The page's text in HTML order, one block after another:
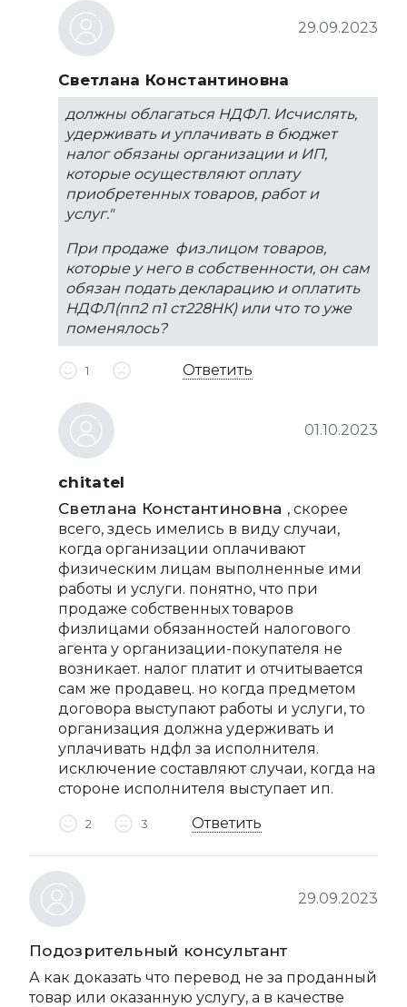
Светлана Константиновна
29.09.2023
должны облагаться НДФЛ. Исчислять,
удерживать и уплачивать в бюджет
налог обязаны организации и ИП,
которые осуществляют оплату
приобретенных товаров, работ и
услуг."
При продаже физ.лицом товаров,
которые у него в собственности, он сам
обязан подать декларацию и оплатить
НДФЛ(пп2 п1 ст228НК) или что то уже
поменялось?
1 Ответить
chitatel
01.10.2023
Светлана Константиновна , скорее
всего, здесь имелись в виду случаи,
когда организации оплачивают
физическим лицам выполненные ими
работы и услуги. понятно, что при
продаже собственных товаров
физлицами обязанностей налогового
агента у организации-покупателя не
возникает. налог платит и отчитывается
сам же продавец. но когда предметом
договора выступают работы и услуги, то
организация должна удерживать и
уплачивать ндфл за исполнителя.
исключение составляют случаи, когда на
стороне исполнителя выступает ип.
2 3 Ответить
Подозрительный консультант
29.09.2023
А как доказать что перевод не за проданный
товар или оказанную услугу, а в качестве